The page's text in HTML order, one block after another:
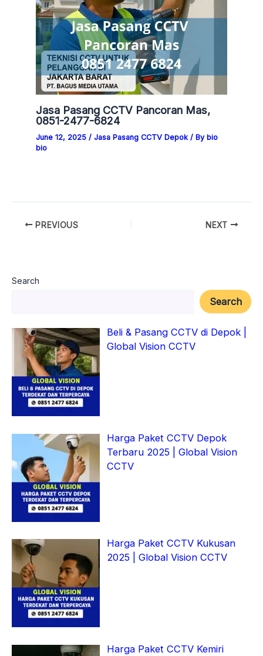
Jasa Pasang CCTV Pancoran Mas,
0851-2477-6824
June 12, 2025/Jasa Pasang CCTV Depok / Bybio
bio
PREVIOUS NEXT
Search
Search
Beli & Pasang CCTV di Depok |
Global Vision CCTV
Harga Paket CCTV Depok
Terbaru 2025 | Global Vision
CCTV
Harga Paket CCTV Kukusan
2025 | Global Vision CCTV
Harga Paket CCTV Kemiri